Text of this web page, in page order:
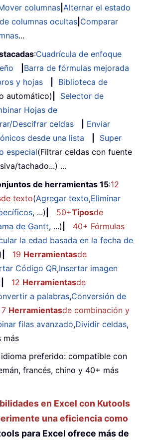
columnas Alternar el estado
columnas ocultas Comparar
...
:Cuadrícula de enfoque
Barra de fórmulas mejorada
y hojas
Biblioteca de
automático)
Selector de
Hojas de
Descifrar celdas
Enviar
desde una lista
Super
especial(Filtrar celdas con fuente
tachado...) ...
de herramientas 15:12
de texto(Agregar texto,Eliminar
, ...) 50+Tiposde
de Gantt, ...)
40+ Fórmulas
la edad basada en la fecha de
19 Herramientasde
Código QR,Insertar imagen
12 Herramientasde
a palabras,Conversión de
7 Herramientasde combinación y
filas avanzado,Dividir celdas,
más
idioma preferido: compatible con
francés, chino y 40+ más
en Excel con Kutools
una eficiencia como
para Excel ofrece más de